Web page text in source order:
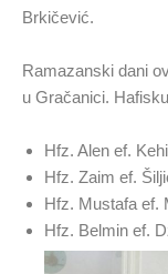
Brkičević.
Ramazanski dani
u Gračanici.
Hfz. Alen ef.
Hfz. Zaim ef.
Hfz. Mustafa ef.
Hfz. Belmin ef.